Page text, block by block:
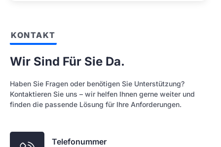
KONTAKT
Wir Sind Für Sie Da.
Haben Sie Fragen oder benötigen Sie Unterstützung?
Kontaktieren Sie uns – wir helfen Ihnen gerne weiter und
finden die passende Lösung für Ihre Anforderungen.
Telefonummer